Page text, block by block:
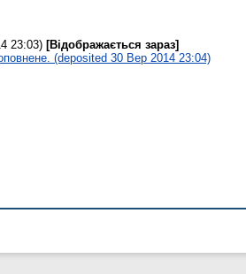
23:03) [Відображається зараз]
(deposited 30 Вер 2014 23:04)